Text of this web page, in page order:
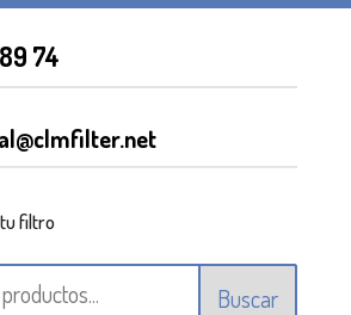
74
filtro
Buscar